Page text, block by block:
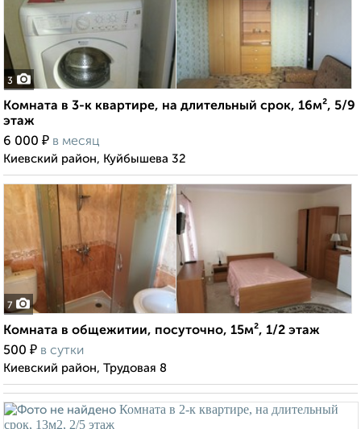
3
Комната в 3-к квартире, на длительный срок, 16м², 5/9
этаж
6 000 ₽ в месяц
Киевский район, Куйбышева 32
7
Комната в общежитии, посуточно, 15м², 1/2 этаж
500 ₽ в сутки
Киевский район, Трудовая 8